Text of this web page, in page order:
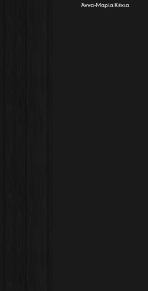
Άννα-Μαρία Κέκια